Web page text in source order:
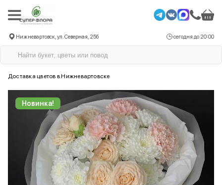
Нижневартовск, ул. Северная, 25б сегодня до 20:00
Доставка цветов в Нижневартовске
Новинка!